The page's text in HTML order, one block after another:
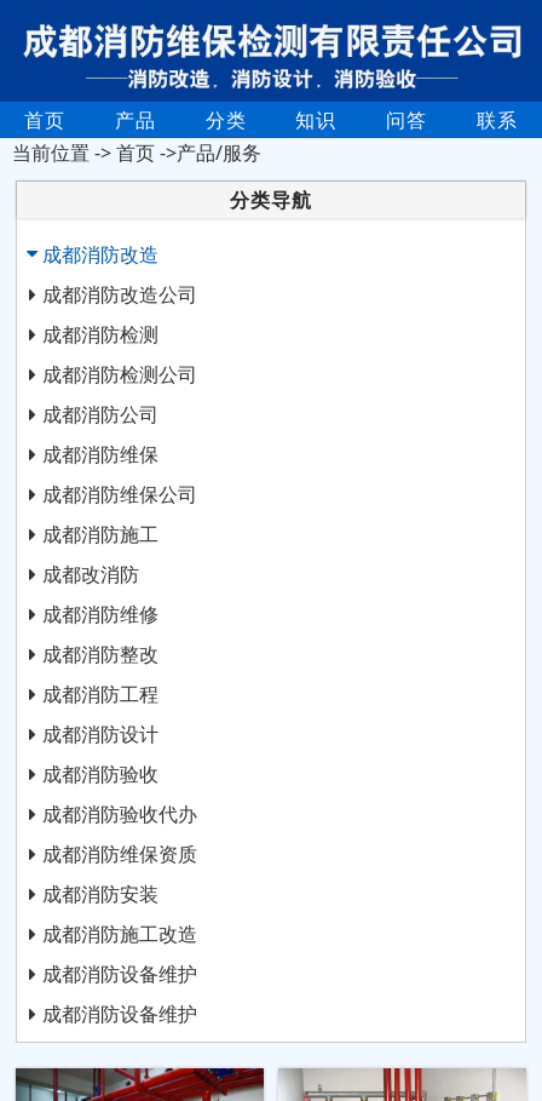
首页 产品 分类 知识 问答
联系
当前位置 ->首页->产品/服务
分类导航
成都消防改造
成都消防改造公司
成都消防检测
成都消防检测公司
成都消防公司
成都消防维保
成都消防维保公司
成都消防施工
成都改消防
成都消防维修
成都消防整改
成都消防工程
成都消防设计
成都消防验收
成都消防验收代办
成都消防维保资质
成都消防安装
成都消防施工改造
成都消防设备维护
成都消防设备维护